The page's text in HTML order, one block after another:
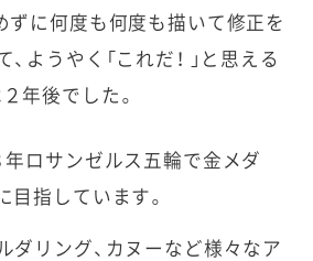
ずに何度も何度も描いて修正を
、ようやく「これだ！ 」と思える
年後でした。
年ロサンゼルス五輪で金メダ
目指しています。
ダリング、カヌーなど様々なア